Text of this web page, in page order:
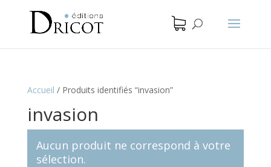
Accueil / Produits identifiés “invasion”
invasion
Aucun produit ne correspond à votre
sélection.